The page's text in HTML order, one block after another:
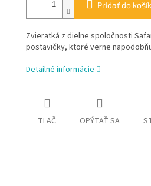
Pridať do
Zvieratká z dielne spoločnosti
postavičky, ktoré verne
Detailné informácie
TLAČ OPÝTAŤ SA